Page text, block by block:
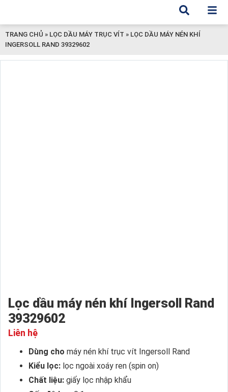
TRANG CHỦ » LỌC DẦU MÁY TRỤC VÍT » LỌC DẦU MÁY NÉN KHÍ
INGERSOLL RAND 39329602
Lọc dầu máy nén khí Ingersoll Rand
39329602
Liên hệ
Dùng cho máy nén khí trục vít Ingersoll Rand
Kiểu lọc: lọc ngoài xoáy ren (spin on)
Chất liệu: giấy lọc nhập khẩu